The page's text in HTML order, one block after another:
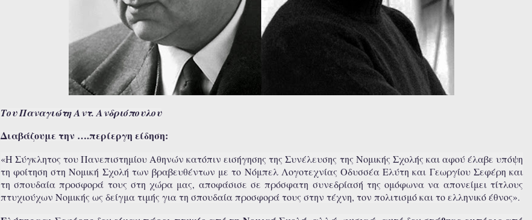
Του Παναγιώτη Αντ. Ανδριόπουλου
Διαβάζουμε την ….περίεργη είδηση:
«Η Σύγκλητος του Πανεπιστημίου Αθηνών κατόπιν εισήγησης της Συνέλευσης της Νομικής Σχολής και αφού έλαβε υπόψη
τη φοίτηση στη Νομική Σχολή των βραβευθέντων με το Νόμπελ Λογοτεχνίας Οδυσσέα Ελύτη και Γεωργίου Σεφέρη και
τη σπουδαία προσφορά τους στη χώρα μας, αποφάσισε σε πρόσφατη συνεδρίασή της ομόφωνα να απονείμει τίτλους
πτυχιούχων Νομικής ως δείγμα τιμής για τη σπουδαία προσφορά τους στην τέχνη, τον πολιτισμό και το ελληνικό έθνος».